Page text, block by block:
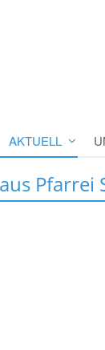
AKTUELL
Pfarrei